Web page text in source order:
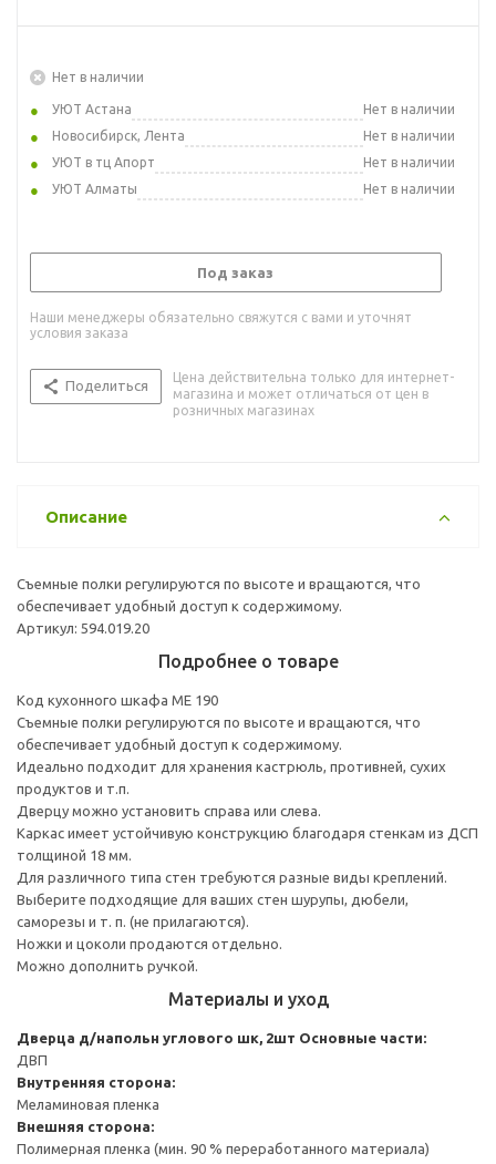
Нет в наличии
УЮТ Астана
Нет в наличии
Новосибирск, Лента
Нет в наличии
УЮТ в тц Апорт
Нет в наличии
УЮТ Алматы
Нет в наличии
Под заказ
Наши менеджеры обязательно свяжутся с вами и уточнят
условия заказа
Поделиться
Цена действительна только для интернет-
магазина и может отличаться от цен в
розничных магазинах
Описание
Съемные полки регулируются по высоте и вращаются, что
обеспечивает удобный доступ к содержимому.
Артикул: 594.019.20
Подробнее о товаре
Код кухонного шкафа ME 190
Съемные полки регулируются по высоте и вращаются, что
обеспечивает удобный доступ к содержимому.
Идеально подходит для хранения кастрюль, противней, сухих
продуктов и т.п.
Дверцу можно установить справа или слева.
Каркас имеет устойчивую конструкцию благодаря стенкам из ДСП
толщиной 18 мм.
Для различного типа стен требуются разные виды креплений.
Выберите подходящие для ваших стен шурупы, дюбели,
саморезы и т. п. (не прилагаются).
Ножки и цоколи продаются отдельно.
Можно дополнить ручкой.
Материалы и уход
Дверца д/напольн углового шк, 2шт Основные части:
ДВП
Внутренняя сторона:
Меламиновая пленка
Внешняя сторона:
Полимерная пленка (мин. 90 % переработанного материала)